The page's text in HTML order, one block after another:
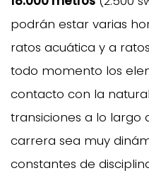
podrán estar varias
ratos acuática y a
todo momento los
contacto con la
transiciones a lo largo
carrera sea muy
constantes de